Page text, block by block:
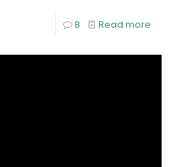
8 Read more